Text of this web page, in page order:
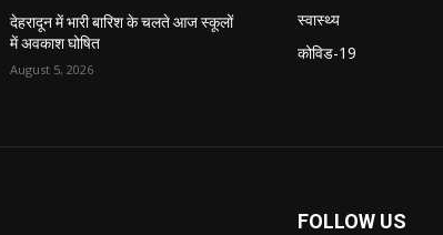
देहरादून में भारी बारिश के चलते आज स्कूलों
में अवकाश घोषित
August 5, 2026
स्वास्थ्य
कोविड-19
FOLLOW US